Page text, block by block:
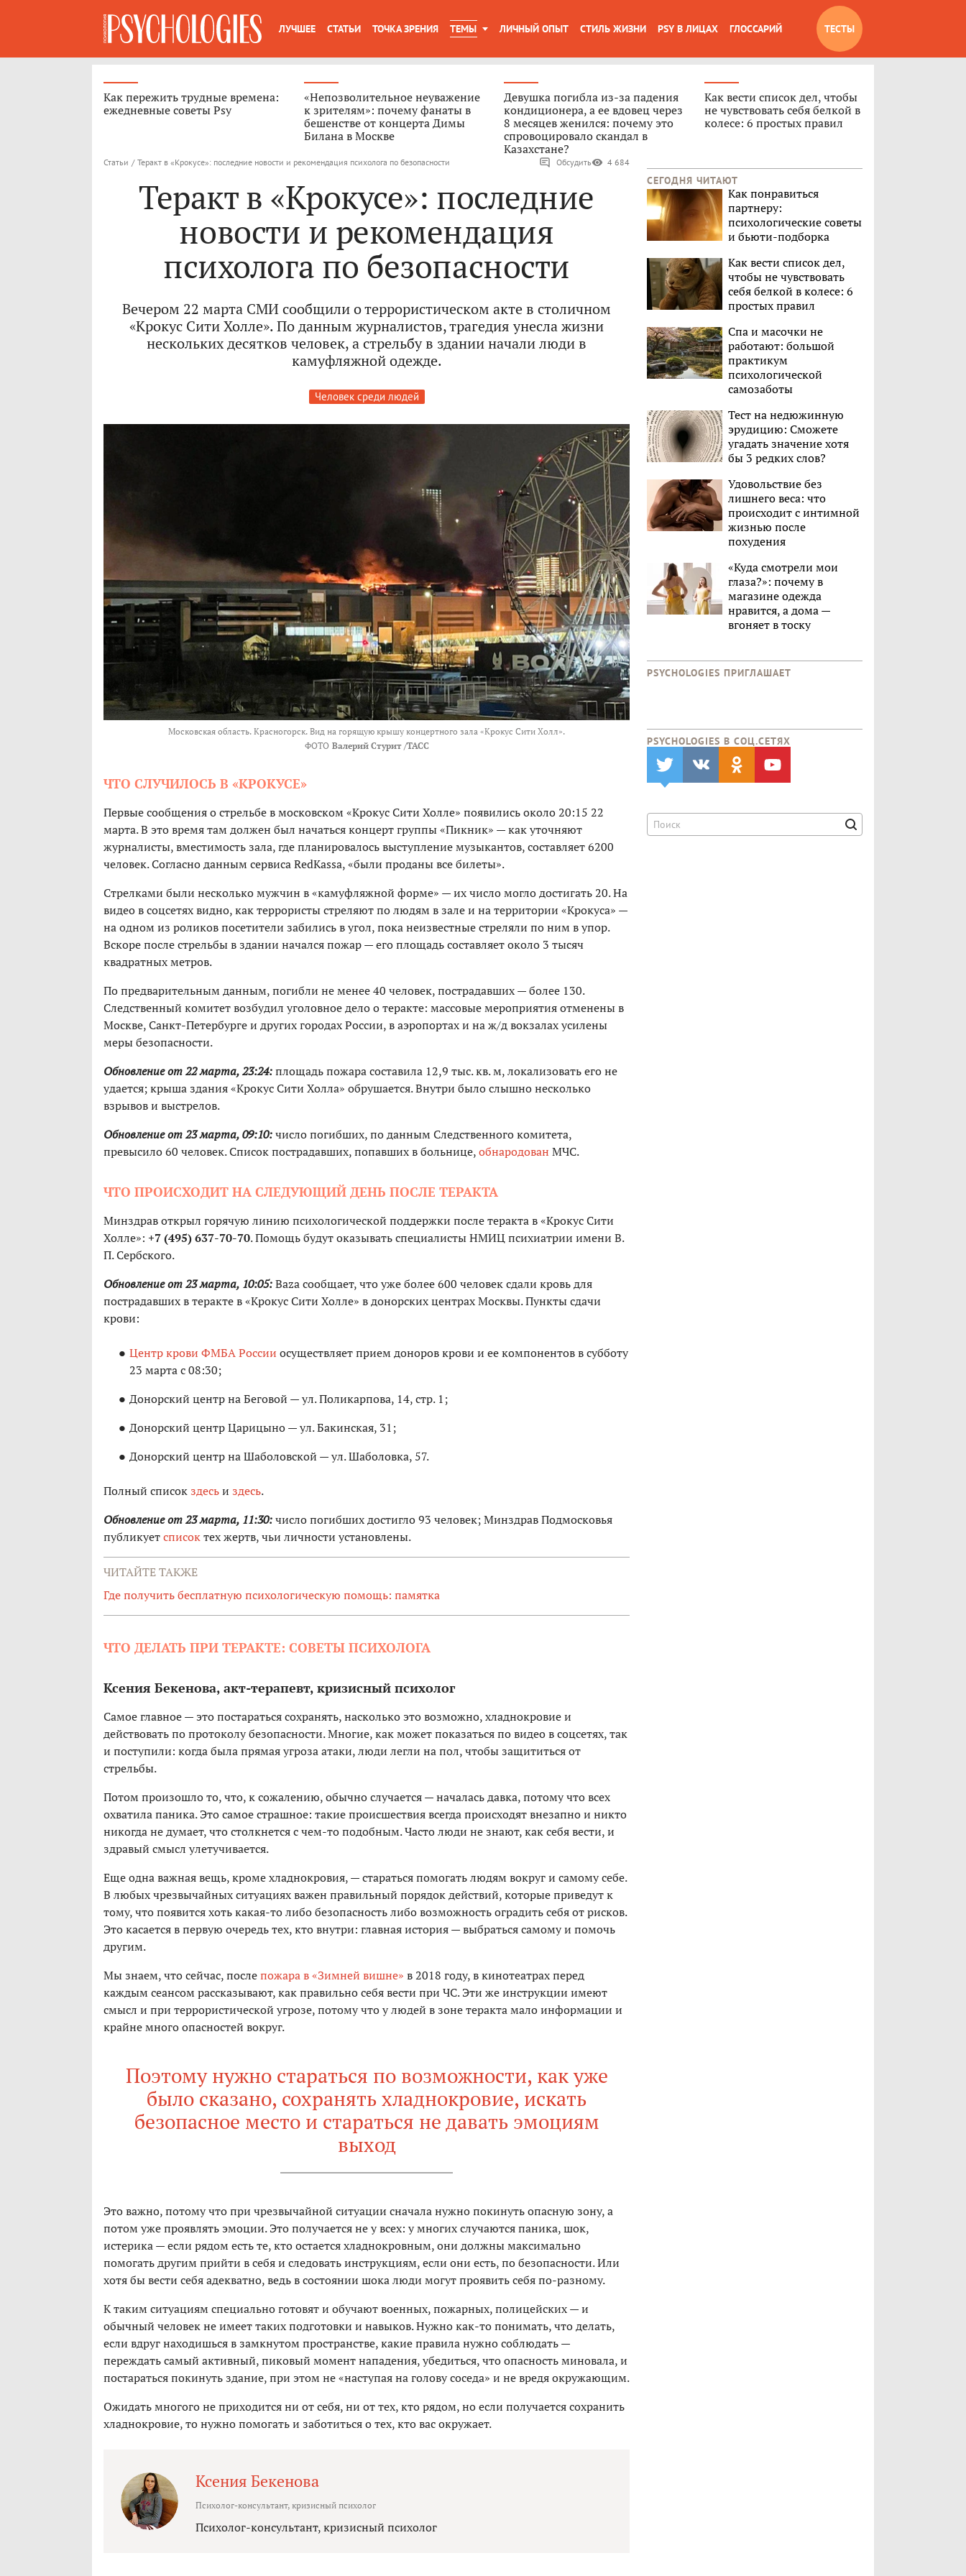
ЛУЧШЕЕ СТАТЬИ ТОЧКА ЗРЕНИЯ ТЕМЫ ЛИЧНЫЙ ОПЫТ СТИЛЬ ЖИЗНИ PSY В ЛИЦАХ ГЛОССАРИЙ ТЕСТЫ
Как пережить трудные времена:
ежедневные советы Psy
«Непозволительное неуважение
к зрителям»: почему фанаты в
бешенстве от концерта Димы
Билана в Москве
Девушка погибла из-за падения
кондиционера, а ее вдовец через
8 месяцев женился: почему это
спровоцировало скандал в
Казахстане?
Как вести список дел, чтобы
не чувствовать себя белкой в
колесе: 6 простых правил
Статьи / Теракт в «Крокусе»: последние новости и рекомендация психолога по безопасности Обсудить 4 684
Теракт в «Крокусе»: последние
новости и рекомендация
психолога по безопасности
Вечером 22 марта СМИ сообщили о террористическом акте в столичном
«Крокус Сити Холле». По данным журналистов, трагедия унесла жизни
нескольких десятков человек, а стрельбу в здании начали люди в
камуфляжной одежде.
Человек среди людей
Московская область. Красногорск. Вид на горящую крышу концертного зала «Крокус Сити Холл».
ФОТО Валерий Стурит /ТАСС
ЧТО СЛУЧИЛОСЬ В «КРОКУСЕ»
Первые сообщения о стрельбе в московском «Крокус Сити Холле» появились около 20:15 22
марта. В это время там должен был начаться концерт группы «Пикник» — как уточняют
журналисты, вместимость зала, где планировалось выступление музыкантов, составляет 6200
человек. Согласно данным сервиса RedKassa, «были проданы все билеты».
Стрелками были несколько мужчин в «камуфляжной форме» — их число могло достигать 20. На
видео в соцсетях видно, как террористы стреляют по людям в зале и на территории «Крокуса» —
на одном из роликов посетители забились в угол, пока неизвестные стреляли по ним в упор.
Вскоре после стрельбы в здании начался пожар — его площадь составляет около 3 тысяч
квадратных метров.
По предварительным данным, погибли не менее 40 человек, пострадавших — более 130.
Следственный комитет возбудил уголовное дело о теракте: массовые мероприятия отменены в
Москве, Санкт-Петербурге и других городах России, в аэропортах и на ж/д вокзалах усилены
меры безопасности.
Обновление от 22 марта, 23:24:площадь пожара составила 12,9 тыс. кв. м, локализовать его не
удается; крыша здания «Крокус Сити Холла» обрушается. Внутри было слышно несколько
взрывов и выстрелов.
Обновление от 23 марта, 09:10:число погибших, по данным Следственного комитета,
превысило 60 человек. Список пострадавших, попавших в больнице,обнародован МЧС.
ЧТО ПРОИСХОДИТ НА СЛЕДУЮЩИЙ ДЕНЬ ПОСЛЕ ТЕРАКТА
Минздрав открыл горячую линию психологической поддержки после теракта в «Крокус Сити
Холле»: +7 (495) 637-70-70. Помощь будут оказывать специалисты НМИЦ психиатрии имени В.
П. Сербского.
Обновление от 23 марта, 10:05:Baza сообщает, что уже более 600 человек сдали кровь для
пострадавших в теракте в «Крокус Сити Холле» в донорских центрах Москвы. Пункты сдачи
крови:
Центр крови ФМБА России осуществляет прием доноров крови и ее компонентов в субботу
23 марта с 08:30;
Донорский центр на Беговой — ул. Поликарпова, 14, стр. 1;
Донорский центр Царицыно — ул. Бакинская, 31;
Донорский центр на Шаболовской — ул. Шаболовка, 57.
Полный списокздесьи здесь.
Обновление от 23 марта, 11:30:число погибших достигло 93 человек; Минздрав Подмосковья
публикуетсписоктех жертв, чьи личности установлены.
ЧИТАЙТЕ ТАКЖЕ
Где получить бесплатную психологическую помощь: памятка
ЧТО ДЕЛАТЬ ПРИ ТЕРАКТЕ: СОВЕТЫ ПСИХОЛОГА
Ксения Бекенова, акт-терапевт, кризисный психолог
Самое главное — это постараться сохранять, насколько это возможно, хладнокровие и
действовать по протоколу безопасности. Многие, как может показаться по видео в соцсетях, так
и поступили: когда была прямая угроза атаки, люди легли на пол, чтобы защититься от
стрельбы.
Потом произошло то, что, к сожалению, обычно случается — началась давка, потому что всех
охватила паника. Это самое страшное: такие происшествия всегда происходят внезапно и никто
никогда не думает, что столкнется с чем-то подобным. Часто люди не знают, как себя вести, и
здравый смысл улетучивается.
Еще одна важная вещь, кроме хладнокровия, — стараться помогать людям вокруг и самому себе.
В любых чрезвычайных ситуациях важен правильный порядок действий, которые приведут к
тому, что появится хоть какая-то либо безопасность либо возможность оградить себя от рисков.
Это касается в первую очередь тех, кто внутри: главная история — выбраться самому и помочь
другим.
Мы знаем, что сейчас, послепожара в «Зимней вишне» в 2018 году, в кинотеатрах перед
каждым сеансом рассказывают, как правильно себя вести при ЧС. Эти же инструкции имеют
смысл и при террористической угрозе, потому что у людей в зоне теракта мало информации и
крайне много опасностей вокруг.
Поэтому нужно стараться по возможности, как уже
было сказано, сохранять хладнокровие, искать
безопасное место и стараться не давать эмоциям
выход
Это важно, потому что при чрезвычайной ситуации сначала нужно покинуть опасную зону, а
потом уже проявлять эмоции. Это получается не у всех: у многих случаются паника, шок,
истерика — если рядом есть те, кто остается хладнокровным, они должны максимально
помогать другим прийти в себя и следовать инструкциям, если они есть, по безопасности. Или
хотя бы вести себя адекватно, ведь в состоянии шока люди могут проявить себя по-разному.
К таким ситуациям специально готовят и обучают военных, пожарных, полицейских — и
обычный человек не имеет таких подготовки и навыков. Нужно как-то понимать, что делать,
если вдруг находишься в замкнутом пространстве, какие правила нужно соблюдать —
переждать самый активный, пиковый момент нападения, убедиться, что опасность миновала, и
постараться покинуть здание, при этом не «наступая на голову соседа» и не вредя окружающим.
Ожидать многого не приходится ни от себя, ни от тех, кто рядом, но если получается сохранить
хладнокровие, то нужно помогать и заботиться о тех, кто вас окружает.
Ксения Бекенова
Психолог-консультант, кризисный психолог
Психолог-консультант, кризисный психолог
СЕГОДНЯ ЧИТАЮТ
Как понравиться
партнеру:
психологические советы
и бьюти-подборка
Как вести список дел,
чтобы не чувствовать
себя белкой в колесе: 6
простых правил
Спа и масочки не
работают: большой
практикум
психологической
самозаботы
Тест на недюжинную
эрудицию: Сможете
угадать значение хотя
бы 3 редких слов?
Удовольствие без
лишнего веса: что
происходит с интимной
жизнью после
похудения
«Куда смотрели мои
глаза?»: почему в
магазине одежда
нравится, а дома —
вгоняет в тоску
PSYCHOLOGIES ПРИГЛАШАЕТ
PSYCHOLOGIES В CОЦ.СЕТЯХ